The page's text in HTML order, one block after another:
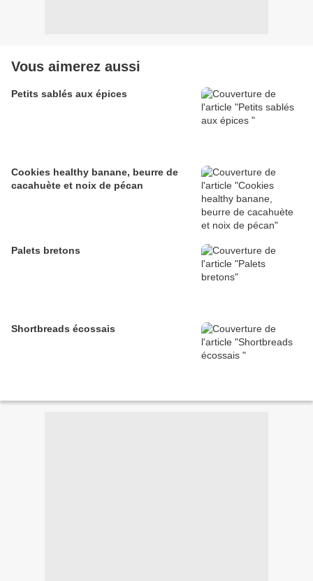
Vous aimerez aussi
Petits sablés aux épices
Cookies healthy banane, beurre de
cacahuète et noix de pécan
Palets bretons
Shortbreads écossais